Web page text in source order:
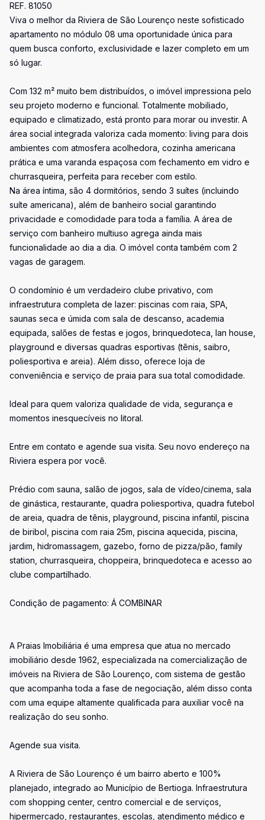
REF. 81050
Viva o melhor da Riviera de São Lourenço neste sofisticado
apartamento no módulo 08 uma oportunidade única para
quem busca conforto, exclusividade e lazer completo em um
só lugar.
Com 132 m² muito bem distribuídos, o imóvel impressiona pelo
seu projeto moderno e funcional. Totalmente mobiliado,
equipado e climatizado, está pronto para morar ou investir. A
área social integrada valoriza cada momento: living para dois
ambientes com atmosfera acolhedora, cozinha americana
prática e uma varanda espaçosa com fechamento em vidro e
churrasqueira, perfeita para receber com estilo.
Na área íntima, são 4 dormitórios, sendo 3 suítes (incluindo
suíte americana), além de banheiro social garantindo
privacidade e comodidade para toda a família. A área de
serviço com banheiro multiuso agrega ainda mais
funcionalidade ao dia a dia. O imóvel conta também com 2
vagas de garagem.
O condomínio é um verdadeiro clube privativo, com
infraestrutura completa de lazer: piscinas com raia, SPA,
saunas seca e úmida com sala de descanso, academia
equipada, salões de festas e jogos, brinquedoteca, lan house,
playground e diversas quadras esportivas (tênis, saibro,
poliesportiva e areia). Além disso, oferece loja de
conveniência e serviço de praia para sua total comodidade.
Ideal para quem valoriza qualidade de vida, segurança e
momentos inesquecíveis no litoral.
Entre em contato e agende sua visita. Seu novo endereço na
Riviera espera por você.
Prédio com sauna, salão de jogos, sala de vídeo/cinema, sala
de ginástica, restaurante, quadra poliesportiva, quadra futebol
de areia, quadra de tênis, playground, piscina infantil, piscina
de biribol, piscina com raia 25m, piscina aquecida, piscina,
jardim, hidromassagem, gazebo, forno de pizza/pão, family
station, churrasqueira, choppeira, brinquedoteca e acesso ao
clube compartilhado.
Condição de pagamento: Á COMBINAR
A Praias Imobiliária é uma empresa que atua no mercado
imobiliário desde 1962, especializada na comercialização de
imóveis na Riviera de São Lourenço, com sistema de gestão
que acompanha toda a fase de negociação, além disso conta
com uma equipe altamente qualificada para auxiliar você na
realização do seu sonho.
Agende sua visita.
A Riviera de São Lourenço é um bairro aberto e 100%
planejado, integrado ao Município de Bertioga. Infraestrutura
com shopping center, centro comercial e de serviços,
hipermercado, restaurantes, escolas, atendimento médico e